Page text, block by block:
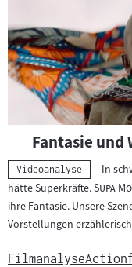
Visuelle
Inhalte
abspielen
Fantasie
Kategorie:
Videoanalyse
In
hätte Superkräfte."
Supa
ihre Fantasie. Unsere
Vorstellungen
Filmanalyse